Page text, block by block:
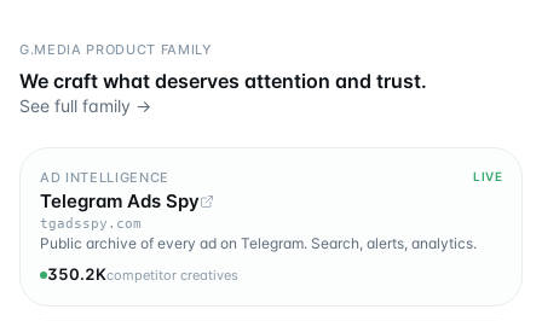
G.MEDIA PRODUCT FAMILY
We craft what deserves attention and trust.
See full family →
AD INTELLIGENCE LIVE
Telegram Ads Spy
tgadsspy.com
Public archive of every ad on Telegram. Search, alerts, analytics.
350.2Kcompetitor creatives